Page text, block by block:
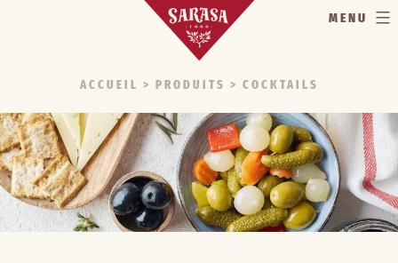
MENU
ACCUEIL > PRODUITS > COCKTAILS